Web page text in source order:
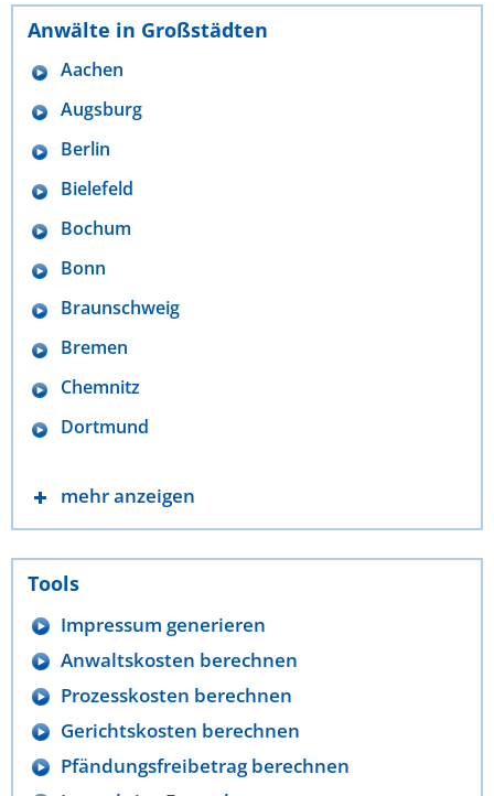
Anwälte in Großstädten
Aachen
Augsburg
Berlin
Bielefeld
Bochum
Bonn
Braunschweig
Bremen
Chemnitz
Dortmund
mehr anzeigen
Tools
Impressum generieren
Anwaltskosten berechnen
Prozesskosten berechnen
Gerichtskosten berechnen
Pfändungsfreibetrag berechnen